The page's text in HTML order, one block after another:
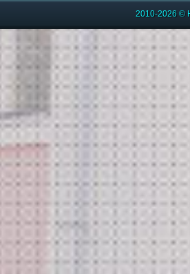
2010-2026 ©